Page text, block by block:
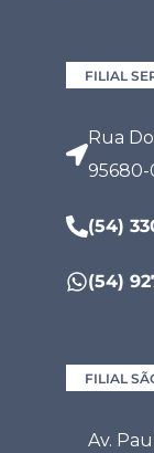
FILIAL
Rua
95680-
(54)
(54)
FILIAL
Av.